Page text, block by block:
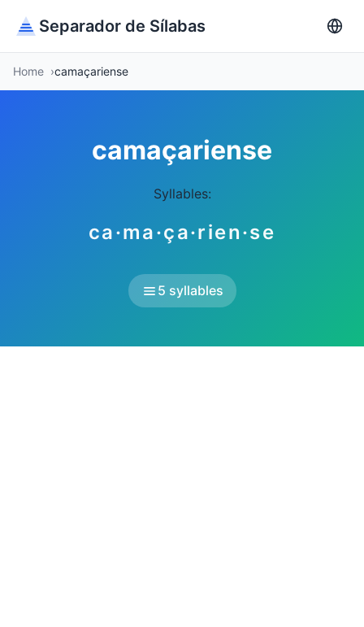
Separador de Sílabas
Home camaçariense
camaçariense
Syllables:
ca·ma·ça·rien·se
5 syllables